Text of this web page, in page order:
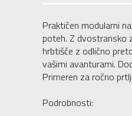
Praktičen modularni
poteh. Z dvostransko
hrbtišče z odlično
vašimi avanturami.
Primeren za ročno
Podrobnosti: